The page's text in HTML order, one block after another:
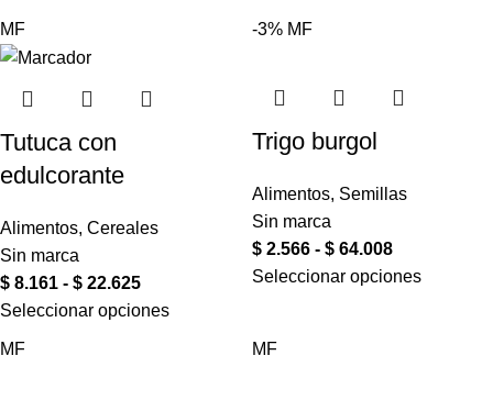
MF
Tutuca con
edulcorante
Alimentos, Cereales
Sin marca
$ 8.161 - $ 22.625
Seleccionar opciones
-3% MF
Trigo burgol
Alimentos, Semillas
Sin marca
$ 2.566 - $ 64.008
Seleccionar opciones
MF MF